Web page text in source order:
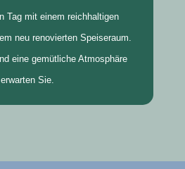
Tag mit einem reichhaltigen
neu renovierten Speiseraum.
eine gemütliche Atmosphäre
erwarten Sie.